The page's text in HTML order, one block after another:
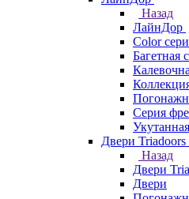
Назад
ЛайнДор
Color
Багетная
Серия
Двери Triadoors
Назад
Двери
Двери